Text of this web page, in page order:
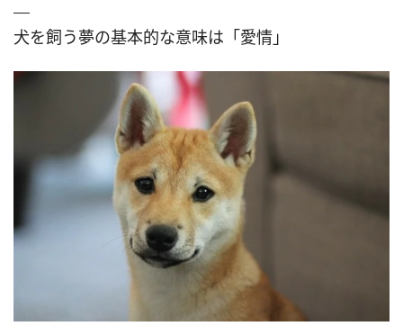
犬を飼う夢の基本的な意味は「愛情」